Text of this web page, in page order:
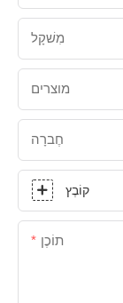
מִשׁקָל
מוצרים
חֶברָה
קוֹבֶץ
תוֹכֶן